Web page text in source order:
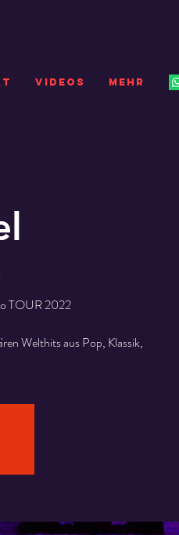
VIDEOS Mehr
TOUR 2022
Welthits aus Pop, Klassik,